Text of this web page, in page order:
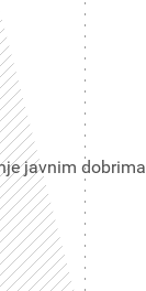
javnim dobrima